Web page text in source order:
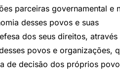
parceiras governamental e
desses povos e suas
dos seus direitos, através
povos e organizações,
de decisão dos próprios